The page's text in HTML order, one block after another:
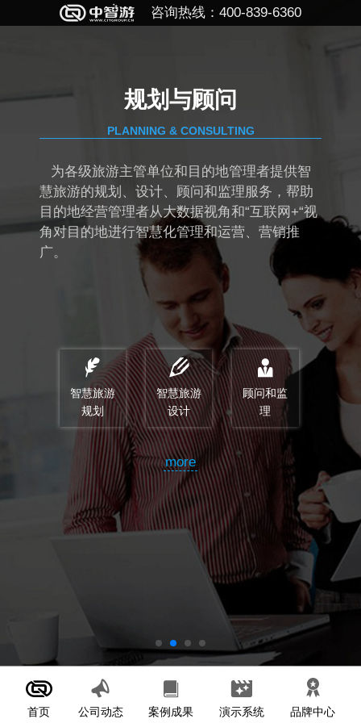
咨询热线：400-839-6360
首页 公司动态 案例成果 演示系统 品牌中心
规划与顾问
PLANNING & CONSULTING
为各级旅游主管单位和目的地管理者提供智
慧旅游的规划、设计、顾问和监理服务，帮助
目的地经营管理者从大数据视角和“互联网+“视
角对目的地进行智慧化管理和运营、营销推
广。
智慧旅游
规划
智慧旅游
设计
顾问和监
理
more